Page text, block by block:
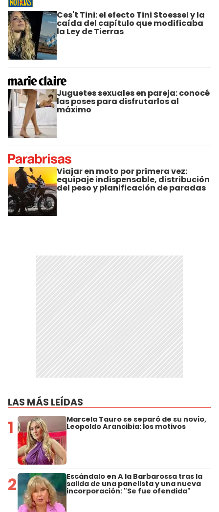
Ces't Tini: el efecto Tini Stoessel y la
caída del capítulo que modificaba
la Ley de Tierras
Juguetes sexuales en pareja: conocé
las poses para disfrutarlos al
máximo
Viajar en moto por primera vez:
equipaje indispensable, distribución
del peso y planificación de paradas
LAS MÁS LEÍDAS
1 Marcela Tauro se separó de su novio,
Leopoldo Arancibia: los motivos
2 Escándalo en A la Barbarossa tras la
salida de una panelista y una nueva
incorporación: "Se fue ofendida"